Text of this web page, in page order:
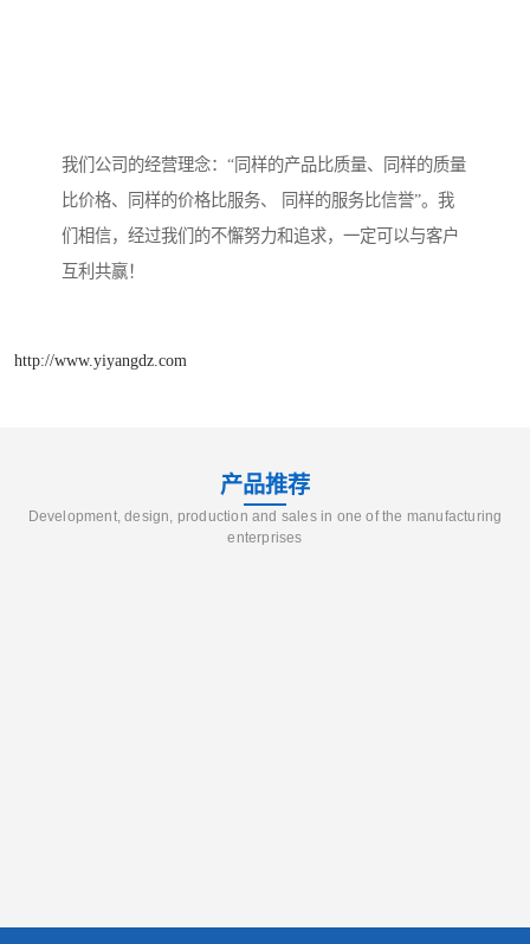
我们公司的经营理念：“同样的产品比质量、同样的质量
比价格、同样的价格比服务、 同样的服务比信誉”。我
们相信，经过我们的不懈努力和追求，一定可以与客户
互利共赢！
http://www.yiyangdz.com
产品推荐
Development, design, production and sales in one of the manufacturing
enterprises